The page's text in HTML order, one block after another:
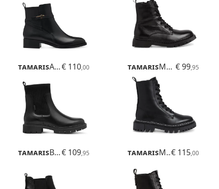
Tamaris Areti€ 110,00 Tamaris Marisole € 99,95
Tamaris Buta€ 109,95 Tamaris Mandala€ 115,00